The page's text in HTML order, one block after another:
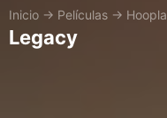
Inicio → Películas → Hoopla
Legacy